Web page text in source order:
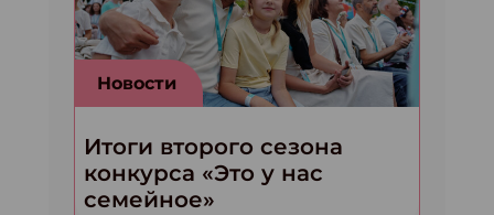
Новости
Итоги второго сезона
конкурса «Это у нас
семейное»